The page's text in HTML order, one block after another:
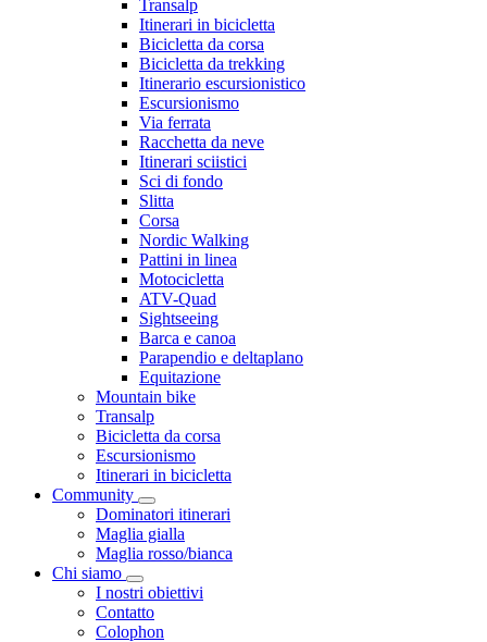
Transalp
Itinerari in bicicletta
Bicicletta da corsa
Bicicletta da trekking
Itinerario escursionistico
Escursionismo
Via ferrata
Racchetta da neve
Itinerari sciistici
Sci di fondo
Slitta
Corsa
Nordic Walking
Pattini in linea
Motocicletta
ATV-Quad
Sightseeing
Barca e canoa
Parapendio e deltaplano
Equitazione
Mountain bike
Transalp
Bicicletta da corsa
Escursionismo
Itinerari in bicicletta
Community
Dominatori itinerari
Maglia gialla
Maglia rosso/bianca
Chi siamo
I nostri obiettivi
Contatto
Colophon